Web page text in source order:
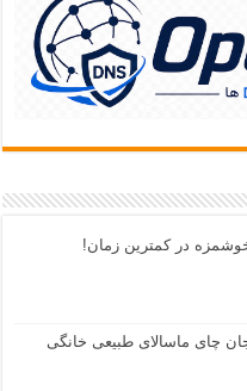
در کمترین زمان!
چای ماسالای طبیعی خانگی